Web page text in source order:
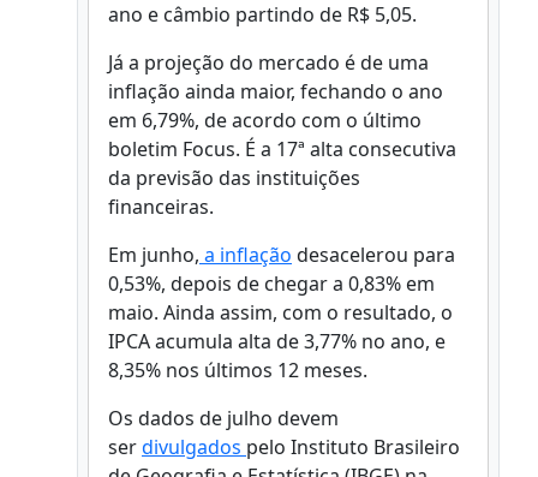
ano e câmbio partindo de R$ 5,05.
Já a projeção do mercado é de uma
inflação ainda maior, fechando o ano
em 6,79%, de acordo com o último
boletim Focus. É a 17ª alta consecutiva
da previsão das instituições
financeiras.
Em junho, a inflação desacelerou para
0,53%, depois de chegar a 0,83% em
maio. Ainda assim, com o resultado, o
IPCA acumula alta de 3,77% no ano, e
8,35% nos últimos 12 meses.
Os dados de julho devem
serdivulgados pelo Instituto Brasileiro